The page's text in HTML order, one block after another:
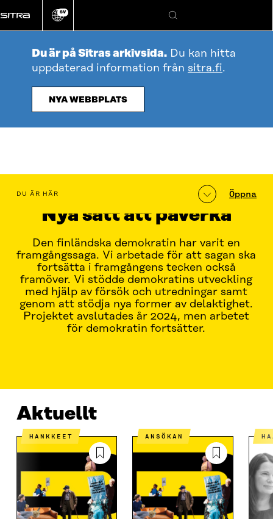
direkt
till
Ändra
språk
SV
Sök
Du är på Sitras arkivsida. Du kan hitta
uppdaterad information från sitra.fi.
NYA WEBBPLATS
Nya sätt att påverka
Den finländska demokratin har varit en
framgångssaga. Vi arbetade för att sagan ska
fortsätta i framgångens tecken också
framöver. Vi stödde demokratins utveckling
med hjälp av försök och utredningar samt
genom att stödja nya former av delaktighet.
Projektet avslutades år 2024, men arbetet
för demokratin fortsätter.
Innehållsförteckning
DU ÄR HÄR Öppna
Aktuellt
HANKKEET ANSÖKAN